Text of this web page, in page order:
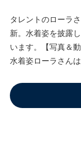
タレントのローラ
新。水着姿を披露
います。【写真＆
水着姿ローラさん